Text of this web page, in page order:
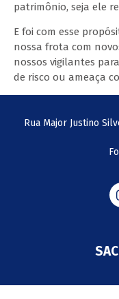
patrimônio, seja ele
E foi com esse
nossa frota com
nossos vigilantes
de risco ou ameaça
Rua Major Justino